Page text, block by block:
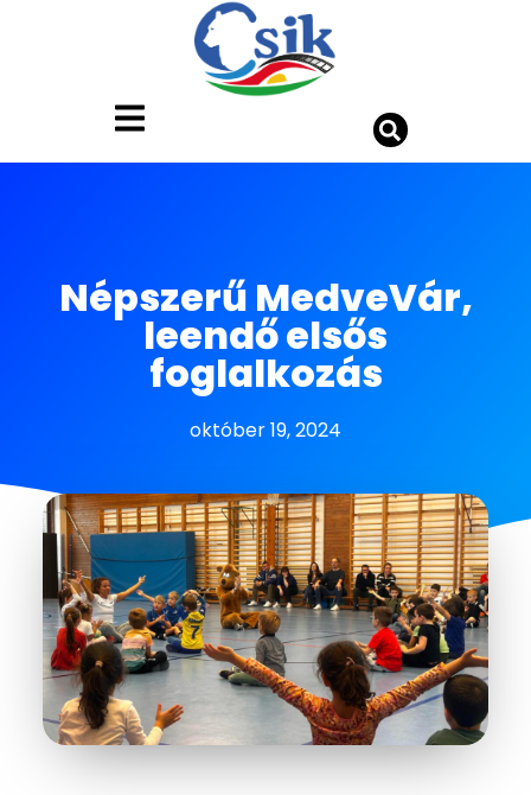
Népszerű MedveVár,
leendő elsős
foglalkozás
október 19, 2024